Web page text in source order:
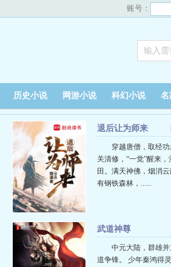
账号：
历史小说 网游小说 科幻小说 名
退后让为师来
穿越唐僧，取经功
关清修，“一觉”醒来，
田。满天神佛，烟消
有钢铁森林，......
武道神尊
中元大陆，群雄
道争锋。 少年秦鸿得